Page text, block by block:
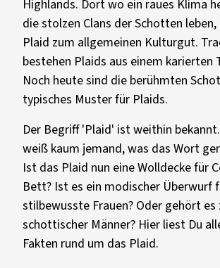
Highlands. Dort wo ein raues Klima
die stolzen Clans der Schotten
Plaid zum allgemeinen Kulturgut.
bestehen Plaids aus einem karierten
Noch heute sind die berühmten
typisches Muster für Plaids.
Der Begriff 'Plaid' ist weithin
weiß kaum jemand, was das Wort
Ist das Plaid nun eine Wolldecke für
Bett? Ist es ein modischer Überwurf
stilbewusste Frauen? Oder gehört
schottischer Männer? Hier liest Du
Fakten rund um das Plaid.